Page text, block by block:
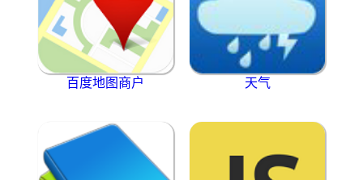
百度地图商户 天气